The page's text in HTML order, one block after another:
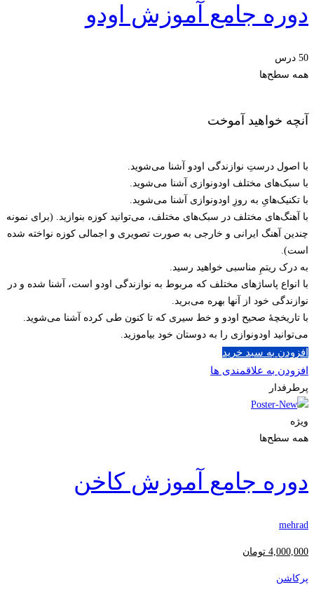
دوره جامع آموزش اودو
50 درس
همه سطح‌ها
آنچه خواهید آموخت
با اصول درستِ نوازندگی اودو آشنا می‌شوید.
با سبک‌های مختلف اودونوازی آشنا می‌شوید.
با تکنیک‌هایِ به روزِ اودونوازی آشنا می‌شوید.
با آهنگ‌های مختلف در سبک‌های مختلف، می‌توانید کوزه بنوازید. (برای نمونه
چندین آهنگ ایرانی و خارجی به صورت تصویری و اجمالی کوزه نواخته شده
است).
به درک ریتمِ مناسبی خواهید رسید.
با انواع پاساژهای مختلف که مربوط به نوازندگی اودو است، آشنا شده و در
نوازندگی خود از آنها بهره می‌برید.
با تاریخچۀ صحیح اودو و خط سیری که تا کنون طی کرده آشنا می‌شوید.
می‌توانید اودونوازی را به دوستان خود بیاموزید.
افزودن به سبد خرید
افزودن به علاقمندی ها
پرطرفدار
ویژه
همه سطح‌ها
دوره جامع آموزش کاخن
mehrad
4,000,000 تومان
پرکاشن